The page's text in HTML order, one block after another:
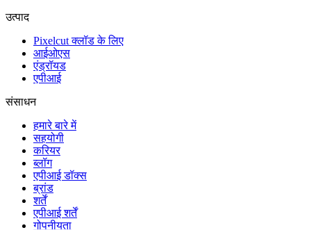
उत्पाद
Pixelcut क्लॉड के लिए
आईओएस
एंड्रॉयड
एपीआई
संसाधन
हमारे बारे में
सहयोगी
करियर
ब्लॉग
एपीआई डॉक्स
ब्रांड
शर्तें
एपीआई शर्तें
गोपनीयता